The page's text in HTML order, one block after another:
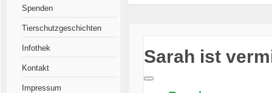
Spenden
Tierschutzgeschichten
Infothek
Kontakt
Impressum
Sarah ist